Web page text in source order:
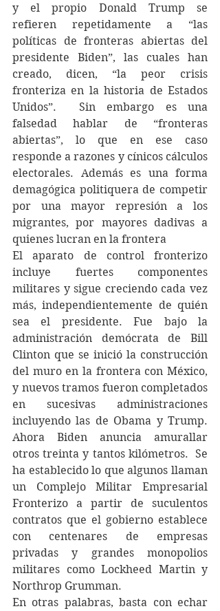
y el propio Donald Trump se
refieren repetidamente a “las
políticas de fronteras abiertas del
presidente Biden”, las cuales han
creado, dicen, “la peor crisis
fronteriza en la historia de Estados
Unidos”.  Sin embargo es una
falsedad hablar de “fronteras
abiertas”, lo que en ese caso
responde a razones y cínicos cálculos
electorales. Además es una forma
demagógica politiquera de competir
por una mayor represión a los
migrantes, por mayores dadivas a
quienes lucran en la frontera
El aparato de control fronterizo
incluye fuertes componentes
militares y sigue creciendo cada vez
más, independientemente de quién
sea el presidente. Fue bajo la
administración demócrata de Bill
Clinton que se inició la construcción
del muro en la frontera con México,
y nuevos tramos fueron completados
en sucesivas administraciones
incluyendo las de Obama y Trump.
Ahora Biden anuncia amurallar
otros treinta y tantos kilómetros.  Se
ha establecido lo que algunos llaman
un Complejo Militar Empresarial
Fronterizo a partir de suculentos
contratos que el gobierno establece
con centenares de empresas
privadas y grandes monopolios
militares como Lockheed Martin y
Northrop Grumman.
En otras palabras, basta con echar